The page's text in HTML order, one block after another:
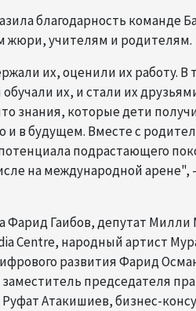
благодарность команде
жюри, учителям и родителям.
их, оценили их работу. В
их, и стали их
знания, которые дети
и в будущем. Вместе с
подрастающего
на международной арене",
Фарид Гаибов, депутат
Centre, народный артист
развития Фарид
председателя
Атакишиев, бизнес-